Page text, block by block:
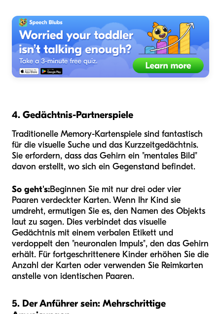
4. Gedächtnis-Partnerspiele
Traditionelle Memory-Kartenspiele sind fantastisch
für die visuelle Suche und das Kurzzeitgedächtnis.
Sie erfordern, dass das Gehirn ein "mentales Bild"
davon erstellt, wo sich ein Gegenstand befindet.
So geht's:Beginnen Sie mit nur drei oder vier
Paaren verdeckter Karten. Wenn Ihr Kind sie
umdreht, ermutigen Sie es, den Namen des Objekts
laut zu sagen. Dies verbindet das visuelle
Gedächtnis mit einem verbalen Etikett und
verdoppelt den "neuronalen Impuls", den das Gehirn
erhält. Für fortgeschrittenere Kinder erhöhen Sie die
Anzahl der Karten oder verwenden Sie Reimkarten
anstelle von identischen Paaren.
5. Der Anführer sein: Mehrschrittige